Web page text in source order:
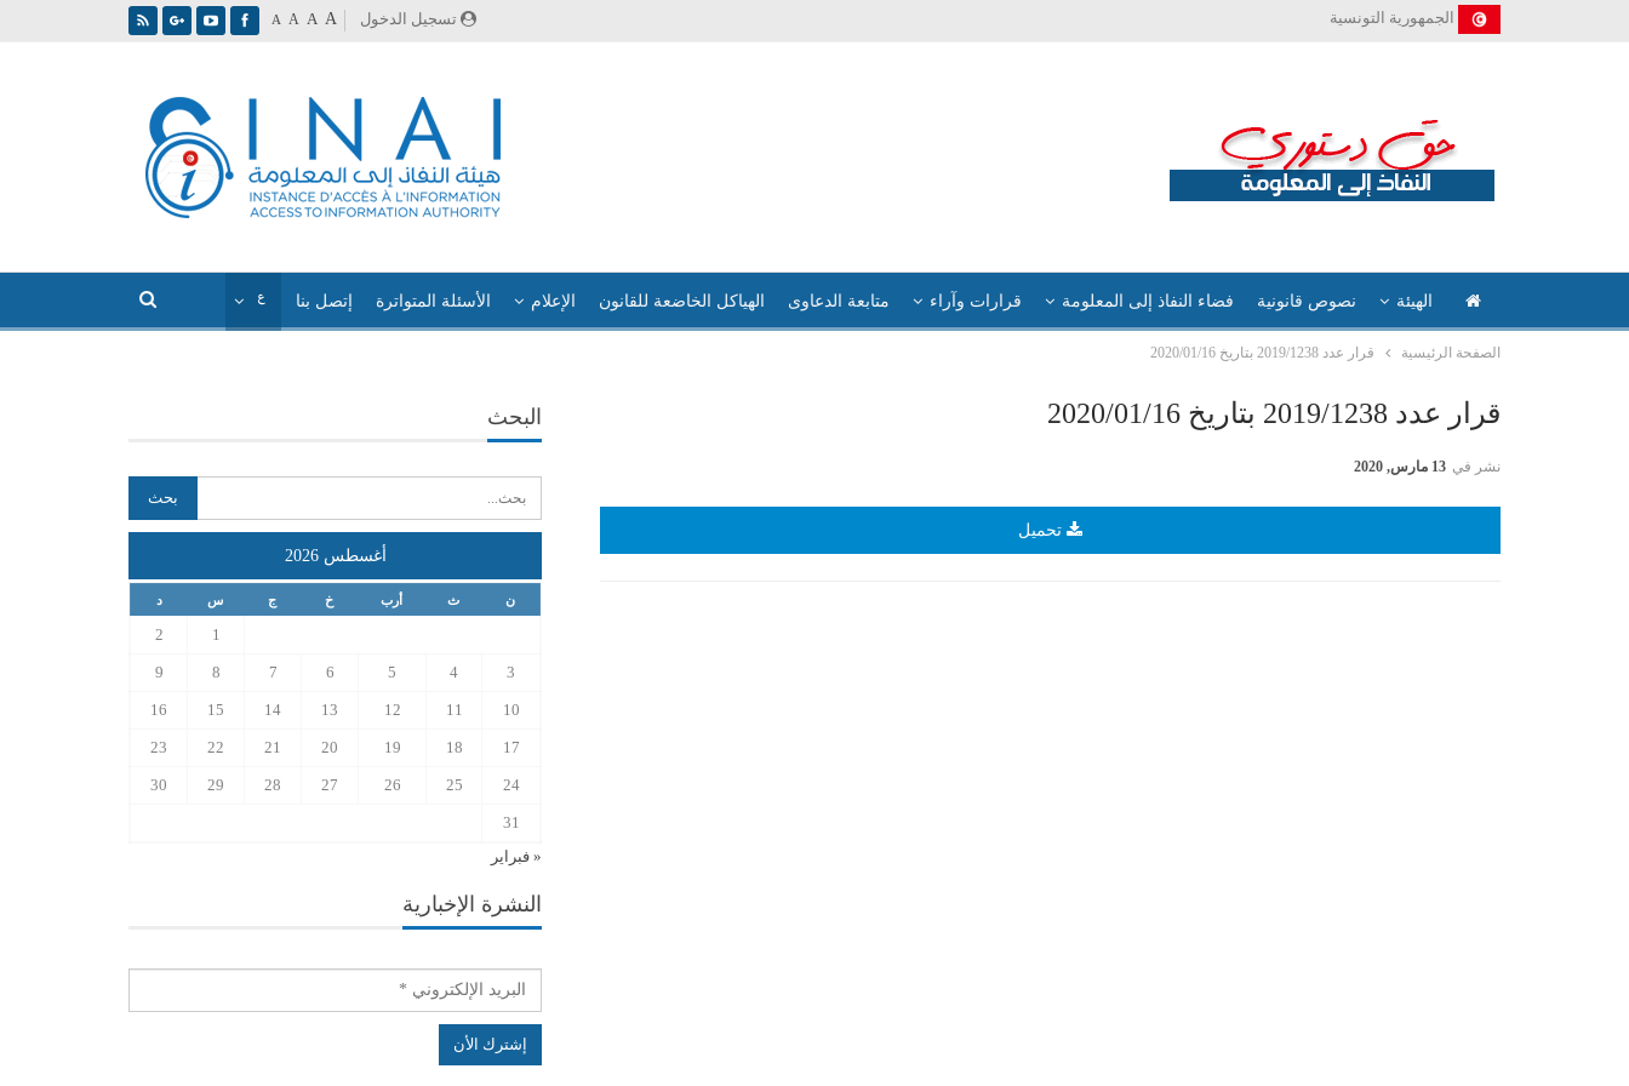
تسجيل الدخول A A A A الجمهورية التونسية
الهيئة نصوص قانونية فضاء النفاذ إلى المعلومة قرارات وآراء متابعة الدعاوى الهياكل الخاضعة للقانون الإعلام الأسئلة المتواترة إتصل بنا
الصفحة الرئيسية قرار عدد 2019/1238 بتاريخ 2020/01/16
قرار عدد 2019/1238 بتاريخ 2020/01/16
نشر في 13 مارس, 2020
تحميل
البحث
أغسطس 2026
ن ث أرب خ ج س د
1
2
3
4
5
6
7
8
9
10
11
12
13
14
15
16
17
18
19
20
21
22
23
24
25
26
27
28
29
30
31
« فبراير
النشرة الإخبارية